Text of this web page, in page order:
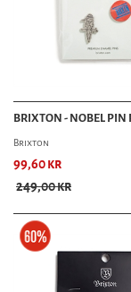
BRIXTON - NOBEL PIN
Brixton
99,60 kr
249,00 kr